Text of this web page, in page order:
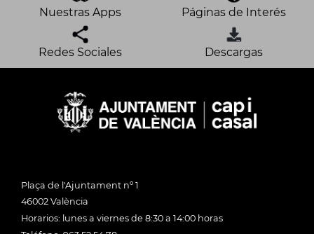
Nuestras Apps Páginas de Interés
Redes Sociales Descargas
Plaça de l'Ajuntament nº 1
46002 València
Horarios: lunes a viernes de 8:30 a 14:00 horas